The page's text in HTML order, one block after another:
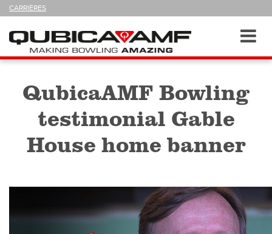
CARRIÈRES
NOUS
Navigation
QubicaAMF Bowling
testimonial Gable
House home banner